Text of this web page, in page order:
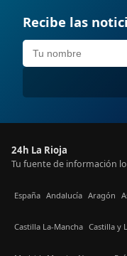
Recibe las
24h La Rioja
Tu fuente de información
España Andalucía Aragón
Castilla La-Mancha Castilla y